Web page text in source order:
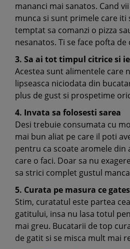
mananci mai sanatos. Cand
munca si sunt primele care iti
temptat sa comanzi o pizza
nesanatos. Ti se face pofta de
3. Sa ai tot timpul citrice si
Acestea sunt alimentele care
lipseasca niciodata din
plus de gust si prospetime
4. Invata sa folosesti sarea
Desi trebuie consumata cu
mai bun aliat pe care il poti
pentru ca scoate aromele
care o faci. Doar sa nu
sa strici complet gustul
5. Curata pe masura ce
Stim, curatatul este partea
gatitului, insa nu lasa totul
mai greu. Bucatarii de top
de gatit si se misca mult mai